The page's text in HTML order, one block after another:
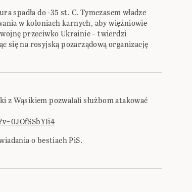
spadła do -35 st. C. Tymczasem władze
w koloniach karnych, aby więźniowie
przeciwko Ukrainie – twierdzi
się na rosyjską pozarządową organizację
z Wąsikiem pozwalali służbom atakować
o bestiach PiS.